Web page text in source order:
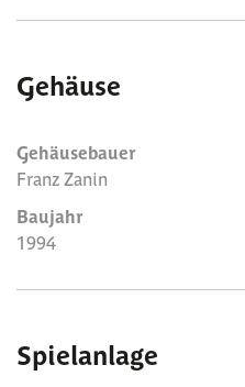
Gehäuse
Gehäusebauer
Franz Zanin
Baujahr
1994
Spielanlage